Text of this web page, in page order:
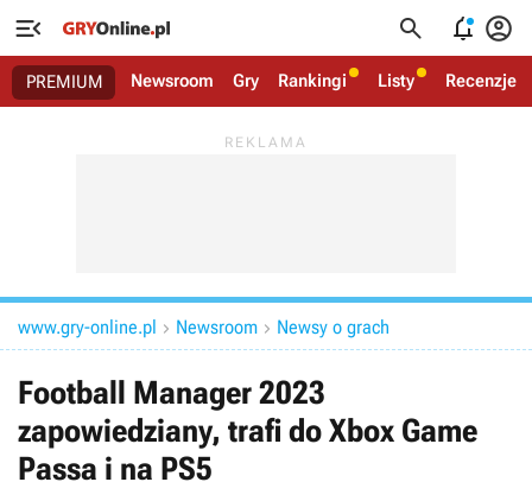
   
PREMIUM Newsroom Gry Rankingi Listy Recenzje
www.gry-online.pl  Newsroom  Newsy o grach
Football Manager 2023
zapowiedziany, trafi do Xbox Game
Passa i na PS5